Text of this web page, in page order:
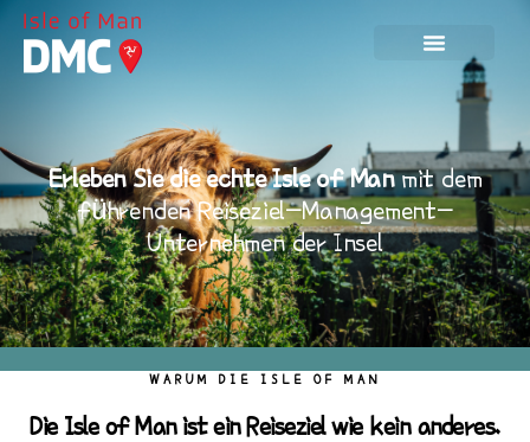
Erleben Sie die echte Isle of Manmit dem
führenden Reiseziel-Management-
Unternehmen der Insel
WARUM DIE ISLE OF MAN
Die Isle of Man ist ein Reiseziel wie kein anderes.